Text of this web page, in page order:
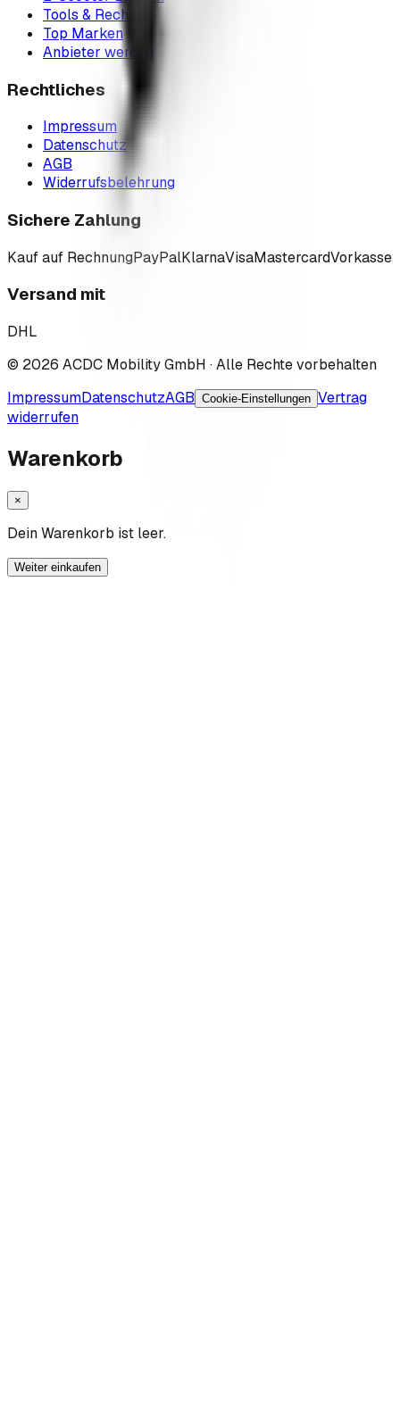
Tools & Rechner
Top Marken
Anbieter werden
Rechtliches
Impressum
Datenschutz
AGB
Widerrufsbelehrung
Sichere Zahlung
Kauf auf RechnungPayPalKlarnaVisaMastercardVorkasse
Versand mit
DHL
© 2026 ACDC Mobility GmbH · Alle Rechte vorbehalten
ImpressumDatenschutzAGB Cookie-Einstellungen Vertrag
widerrufen
Warenkorb
×
Dein Warenkorb ist leer.
Weiter einkaufen